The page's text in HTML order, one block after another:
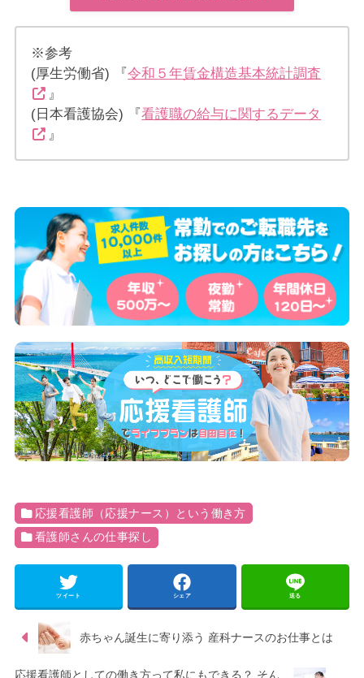
※参考
(厚生労働省) 『令和５年賃金構造基本統計調査
』
(日本看護協会) 『看護職の給与に関するデータ
』
応援看護師（応援ナース）という働き方
看護師さんの仕事探し
ツイート シェア 送る
赤ちゃん誕生に寄り添う 産科ナースのお仕事とは
応援看護師としての働き方って私にもできる？ そん